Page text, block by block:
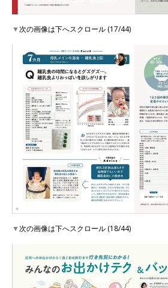
▼次の画像は下へスクロール (17/44)
▼次の画像は下へスクロール (18/44)